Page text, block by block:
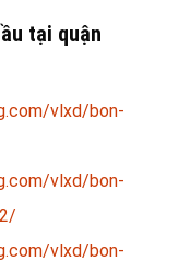
tại quận
vlxd/bon-
vlxd/bon-
vlxd/bon-